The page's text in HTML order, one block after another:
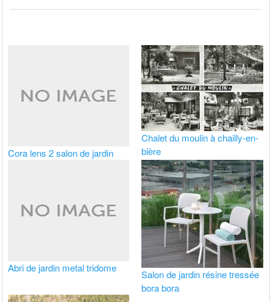
Cora lens 2 salon de jardin
Chalet du moulin à chailly-en-
bière
Abri de jardin metal tridome
Salon de jardin résine tressée
bora bora